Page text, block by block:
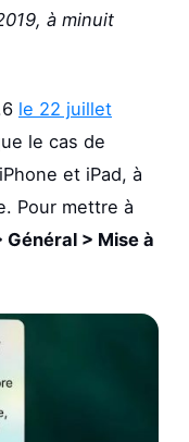
à minuit
le 22 juillet
le cas de
et iPad, à
Pour mettre à
Général > Mise à